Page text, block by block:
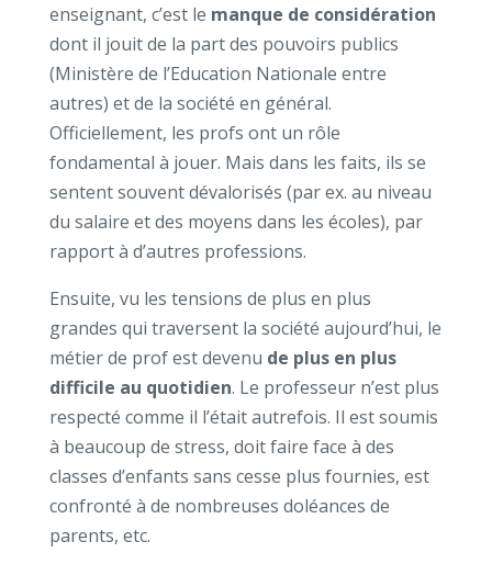
enseignant, c’est le manque de considération
dont il jouit de la part des pouvoirs publics
(Ministère de l’Education Nationale entre
autres) et de la société en général.
Officiellement, les profs ont un rôle
fondamental à jouer. Mais dans les faits, ils se
sentent souvent dévalorisés (par ex. au niveau
du salaire et des moyens dans les écoles), par
rapport à d’autres professions.
Ensuite, vu les tensions de plus en plus
grandes qui traversent la société aujourd’hui, le
métier de prof est devenu de plus en plus
difficile au quotidien. Le professeur n’est plus
respecté comme il l’était autrefois. Il est soumis
à beaucoup de stress, doit faire face à des
classes d’enfants sans cesse plus fournies, est
confronté à de nombreuses doléances de
parents, etc.